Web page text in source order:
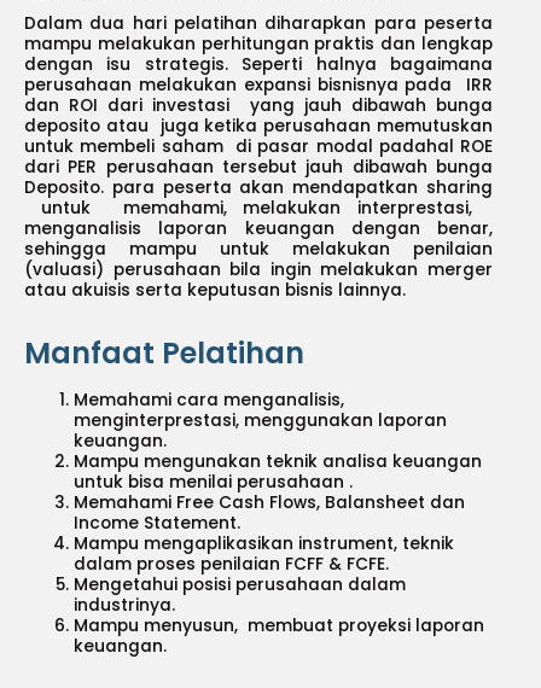
Dalam dua hari pelatihan diharapkan para peserta
mampu melakukan perhitungan praktis dan lengkap
dengan isu strategis. Seperti halnya bagaimana
perusahaan melakukan expansi bisnisnya pada IRR
dan ROI dari investasi yang jauh dibawah bunga
deposito atau juga ketika perusahaan memutuskan
untuk membeli saham di pasar modal padahal ROE
dari PER perusahaan tersebut jauh dibawah bunga
Deposito. para peserta akan mendapatkan sharing
untuk memahami, melakukan interprestasi,
menganalisis laporan keuangan dengan benar,
sehingga mampu untuk melakukan penilaian
(valuasi) perusahaan bila ingin melakukan merger
atau akuisis serta keputusan bisnis lainnya.
Manfaat Pelatihan
Memahami cara menganalisis,
menginterprestasi, menggunakan laporan
keuangan.
Mampu mengunakan teknik analisa keuangan
untuk bisa menilai perusahaan .
Memahami Free Cash Flows, Balansheet dan
Income Statement.
Mampu mengaplikasikan instrument, teknik
dalam proses penilaian FCFF & FCFE.
Mengetahui posisi perusahaan dalam
industrinya.
Mampu menyusun, membuat proyeksi laporan
keuangan.